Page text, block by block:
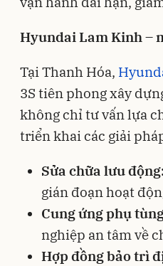
Hyundai Lam Kinh –
Tại Thanh Hóa,
3S tiên phong xây
không chỉ tư vấn lựa
triển khai các giải
Sửa chữa lưu
gián đoạn hoạt
Cung ứng phụ
nghiệp an tâm về
Hợp đồng bảo trì